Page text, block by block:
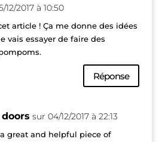
12/2017 à 10:50
article ! Ça me donne des idées
vais essayer de faire des
Réponse
sur 04/12/2017 à 22:13
a great and helpful piece of